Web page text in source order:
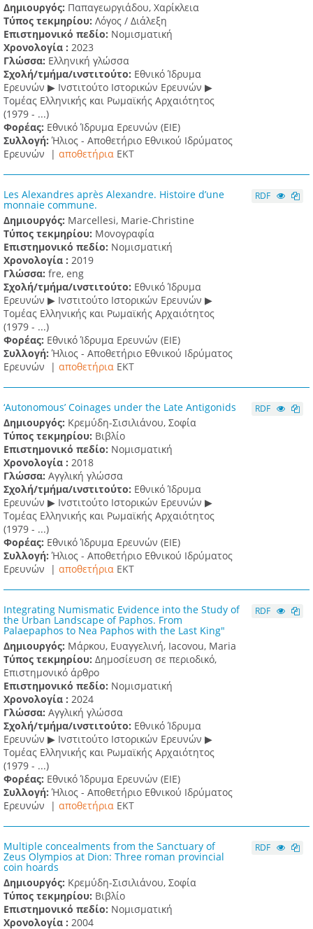
Δημιουργός: Παπαγεωργιάδου, Χαρίκλεια
Τύπος τεκμηρίου: Λόγος / Διάλεξη
Επιστημονικό πεδίο: Νομισματική
Χρονολογία : 2023
Γλώσσα: Ελληνική γλώσσα
Σχολή/τμήμα/ινστιτούτο: Εθνικό Ίδρυμα
Ερευνών ▶ Ινστιτούτο Ιστορικών Ερευνών ▶
Τομέας Ελληνικής και Ρωμαϊκής Αρχαιότητος
(1979 - ...)
Φορέας: Εθνικό Ίδρυμα Ερευνών (ΕΙΕ)
Συλλογή:Ήλιος - Αποθετήριο Εθνικού Ιδρύματος
Ερευνών | αποθετήρια EKT
Les Alexandres après Alexandre. Histoire d’une
monnaie commune.
Δημιουργός: Marcellesi, Marie-Christine
Τύπος τεκμηρίου: Μονογραφία
Επιστημονικό πεδίο: Νομισματική
Χρονολογία : 2019
Γλώσσα: fre, eng
Σχολή/τμήμα/ινστιτούτο: Εθνικό Ίδρυμα
Ερευνών ▶ Ινστιτούτο Ιστορικών Ερευνών ▶
Τομέας Ελληνικής και Ρωμαϊκής Αρχαιότητος
(1979 - ...)
Φορέας: Εθνικό Ίδρυμα Ερευνών (ΕΙΕ)
Συλλογή:Ήλιος - Αποθετήριο Εθνικού Ιδρύματος
Ερευνών | αποθετήρια EKT
RDF
‘Autonomous’ Coinages under the Late Antigonids
Δημιουργός: Κρεμύδη-Σισιλιάνου, Σοφία
Τύπος τεκμηρίου: Βιβλίο
Επιστημονικό πεδίο: Νομισματική
Χρονολογία : 2018
Γλώσσα: Αγγλική γλώσσα
Σχολή/τμήμα/ινστιτούτο: Εθνικό Ίδρυμα
Ερευνών ▶ Ινστιτούτο Ιστορικών Ερευνών ▶
Τομέας Ελληνικής και Ρωμαϊκής Αρχαιότητος
(1979 - ...)
Φορέας: Εθνικό Ίδρυμα Ερευνών (ΕΙΕ)
Συλλογή:Ήλιος - Αποθετήριο Εθνικού Ιδρύματος
Ερευνών | αποθετήρια EKT
RDF
Integrating Numismatic Evidence into the Study of
the Urban Landscape of Paphos. From
Palaepaphos to Nea Paphos with the Last King"
Δημιουργός: Μάρκου, Ευαγγελινή, Iacovou, Maria
Τύπος τεκμηρίου: Δημοσίευση σε περιοδικό,
Επιστημονικό άρθρο
Επιστημονικό πεδίο: Νομισματική
Χρονολογία : 2024
Γλώσσα: Αγγλική γλώσσα
Σχολή/τμήμα/ινστιτούτο: Εθνικό Ίδρυμα
Ερευνών ▶ Ινστιτούτο Ιστορικών Ερευνών ▶
Τομέας Ελληνικής και Ρωμαϊκής Αρχαιότητος
(1979 - ...)
Φορέας: Εθνικό Ίδρυμα Ερευνών (ΕΙΕ)
Συλλογή:Ήλιος - Αποθετήριο Εθνικού Ιδρύματος
Ερευνών | αποθετήρια EKT
RDF
Multiple concealments from the Sanctuary of
Zeus Olympios at Dion: Three roman provincial
coin hoards
Δημιουργός: Κρεμύδη-Σισιλιάνου, Σοφία
Τύπος τεκμηρίου: Βιβλίο
Επιστημονικό πεδίο: Νομισματική
Χρονολογία : 2004
RDF